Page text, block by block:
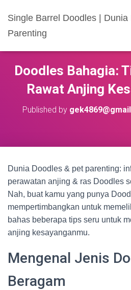
Single Barrel Doodles |
Parenting
Doodles Bahagia:
Rawat Anjing
Published by
Dunia Doodles & pet parenting:
perawatan anjing & ras Doodles
Nah, buat kamu yang punya
mempertimbangkan untuk
bahas beberapa tips seru untuk
anjing kesayanganmu.
Mengenal Jenis
Beragam